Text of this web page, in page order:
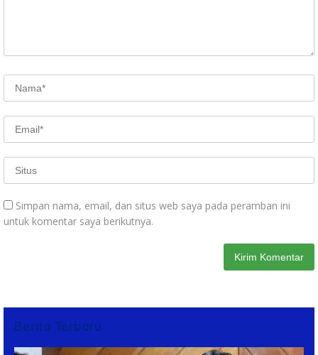
Simpan nama, email, dan situs web saya pada peramban ini
untuk komentar saya berikutnya.
Berita Terbaru